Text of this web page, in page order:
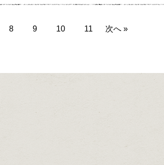
8 9 10 11 次へ »